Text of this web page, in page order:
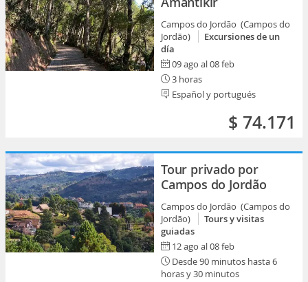
Campos do Jordão (Campos do
Jordão)
Excursiones de un
día
09 ago al 08 feb
3 horas
Español y portugués
$ 74.171
Tour privado por
Campos do Jordão
Campos do Jordão (Campos do
Jordão)
Tours y visitas
guiadas
12 ago al 08 feb
Desde 90 minutos hasta 6
horas y 30 minutos